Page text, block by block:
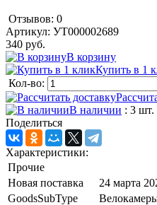
Отзывов: 0
Артикул: УТ000002689
340 руб.
В корзину
Купить в 1
Кол-во:
В наличии : 3 шт.
Поделиться
Характеристики:
Прочие
Новая поставка
24 марта
GoodsSubType